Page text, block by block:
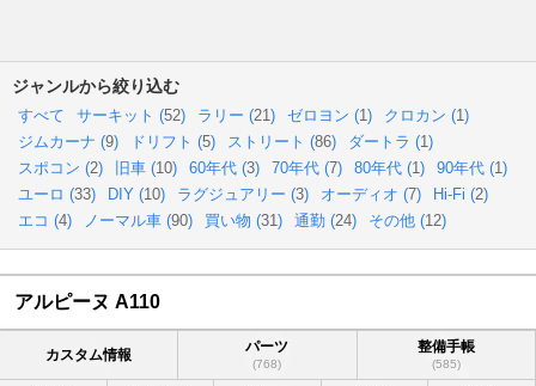
ジャンルから絞り込む
すべて サーキット (52) ラリー (21) ゼロヨン (1) クロカン (1)
ジムカーナ (9) ドリフト (5) ストリート (86) ダートラ (1)
スポコン (2) 旧車 (10) 60年代 (3) 70年代 (7) 80年代 (1) 90年代 (1)
ユーロ (33) DIY (10) ラグジュアリー (3) オーディオ (7) Hi-Fi (2)
エコ (4) ノーマル車 (90) 買い物 (31) 通勤 (24) その他 (12)
アルピーヌ A110
カスタム情報 パーツ
(768)
整備手帳
(585)